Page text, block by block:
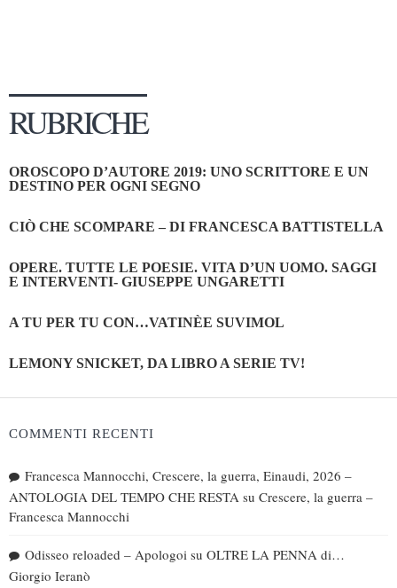
Tabù Festival 2014
A Tutto Volume
Marketing
RUBRICHE
OROSCOPO D’AUTORE 2019: UNO SCRITTORE E UN
DESTINO PER OGNI SEGNO
CIÒ CHE SCOMPARE – DI FRANCESCA BATTISTELLA
OPERE. TUTTE LE POESIE. VITA D’UN UOMO. SAGGI
E INTERVENTI- GIUSEPPE UNGARETTI
A TU PER TU CON…VATINÈE SUVIMOL
LEMONY SNICKET, DA LIBRO A SERIE TV!
COMMENTI RECENTI
Francesca Mannocchi, Crescere, la guerra, Einaudi, 2026 –
ANTOLOGIA DEL TEMPO CHE RESTA su Crescere, la guerra –
Francesca Mannocchi
Odisseo reloaded – Apologoi su OLTRE LA PENNA di…
Giorgio Ieranò